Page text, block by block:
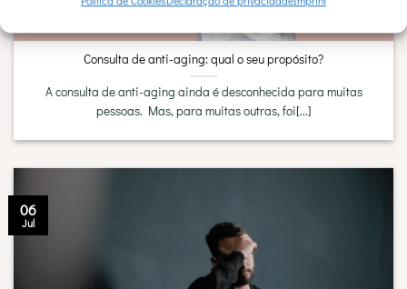
Consulta de anti-aging: qual o seu propósito?
A consulta de anti-aging ainda é desconhecida para muitas
pessoas. Mas, para muitas outras, foi[...]
06
Jul